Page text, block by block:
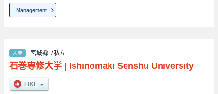
Management
宮城縣 / 私立
石巻専修大学| Ishinomaki Senshu University